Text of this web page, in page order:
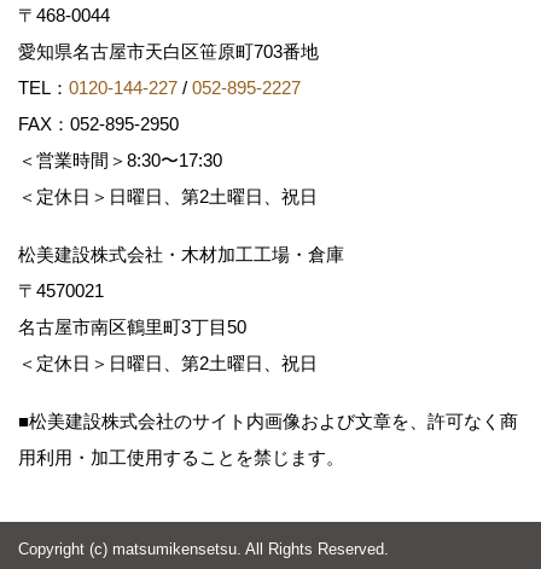
〒468-0044
愛知県名古屋市天白区笹原町703番地
TEL： 0120-144-227 / 052-895-2227
FAX：052-895-2950
＜営業時間＞8:30〜17:30
＜定休日＞日曜日、第2土曜日、祝日
松美建設株式会社・木材加工工場・倉庫
〒4570021
名古屋市南区鶴里町3丁目50
＜定休日＞日曜日、第2土曜日、祝日
■松美建設株式会社のサイト内画像および文章を、許可なく商
用利用・加工使用することを禁じます。
Copyright (c) matsumikensetsu. All Rights Reserved.